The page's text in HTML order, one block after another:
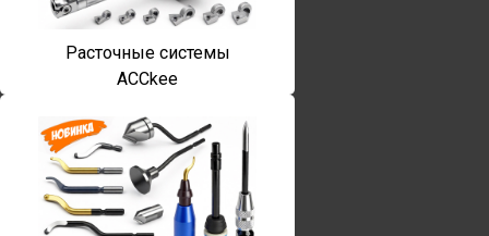
Расточные системы
ACCkee